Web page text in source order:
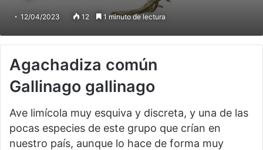
12/04/2023 12 1 minuto de lectura
Agachadiza común
Gallinago gallinago
Ave limícola muy esquiva y discreta, y una de las
pocas especies de este grupo que crían en
nuestro país, aunque lo hace de forma muy